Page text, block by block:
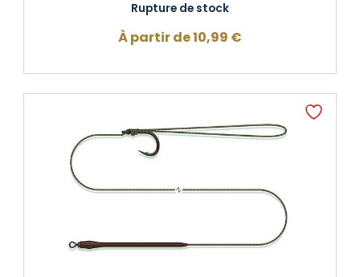
Rupture de stock
À partir de10,99 €